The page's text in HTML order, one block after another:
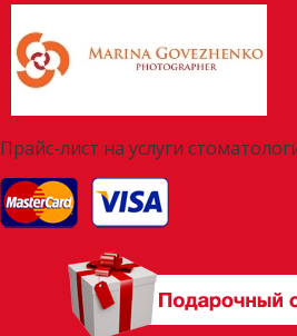
Прайс-лист на услуги